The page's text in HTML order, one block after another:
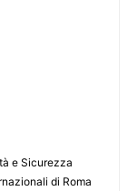
e Sicurezza
di Roma